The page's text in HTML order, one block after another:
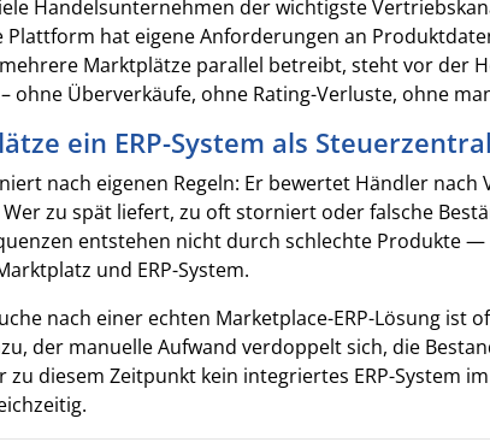
Handelsunternehmen der wichtigste
Plattform hat eigene Anforderungen an
Marktplätze parallel betreibt, steht vor der
ohne Überverkäufe, ohne Rating-Verluste, ohne
ein ERP-System als
nach eigenen Regeln: Er bewertet Händler
zu spät liefert, zu oft storniert oder falsche
entstehen nicht durch schlechte Produkte
und ERP-System.
nach einer echten Marketplace-ERP-Lösung ist
der manuelle Aufwand verdoppelt sich, die
zu diesem Zeitpunkt kein integriertes ERP-System